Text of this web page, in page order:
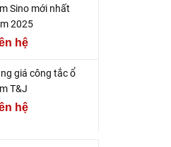
Sino mới nhất
2025
hệ
giá công tắc ổ
T&J
hệ